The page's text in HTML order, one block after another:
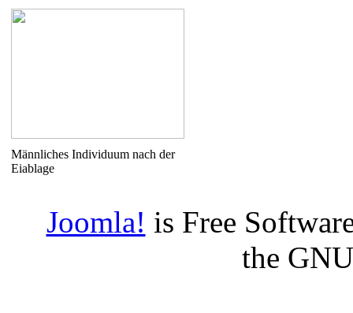
Männliches Individuum nach der
Eiablage
Joomla! is Free
the